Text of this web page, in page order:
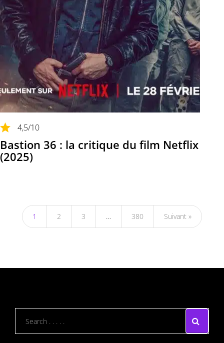
4,5/10
Bastion 36 : la critique du film Netflix
(2025)
1 2 3 … 380 Suivant »